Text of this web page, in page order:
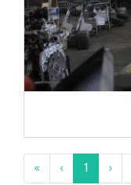
« ‹ 1 ›